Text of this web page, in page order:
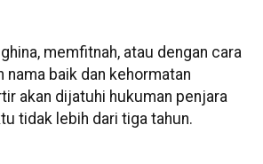
memfitnah, atau dengan cara
nama baik dan kehormatan
akan dijatuhi hukuman penjara
tidak lebih dari tiga tahun.